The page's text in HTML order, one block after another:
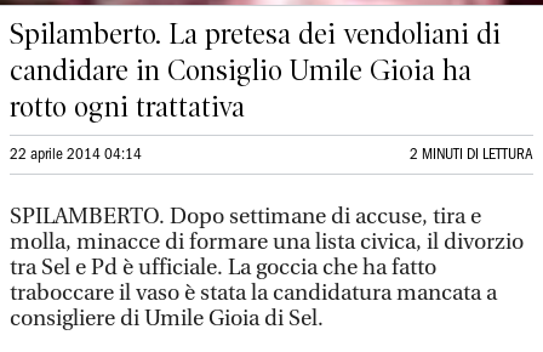
Spilamberto. La pretesa dei vendoliani di
candidare in Consiglio Umile Gioia ha
rotto ogni trattativa
22 aprile 2014 04:14 2 MINUTI DI LETTURA
SPILAMBERTO. Dopo settimane di accuse, tira e
molla, minacce di formare una lista civica, il divorzio
tra Sel e Pd è ufficiale. La goccia che ha fatto
traboccare il vaso è stata la candidatura mancata a
consigliere di Umile Gioia di Sel.